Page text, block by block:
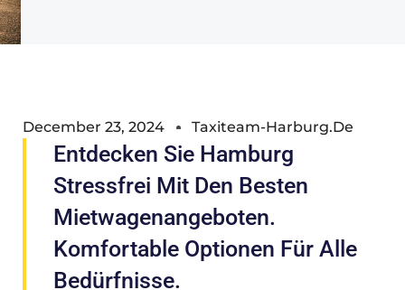
December 23, 2024 Taxiteam-Harburg.de
Entdecken Sie Hamburg
Stressfrei Mit Den Besten
Mietwagenangeboten.
Komfortable Optionen Für Alle
Bedürfnisse.